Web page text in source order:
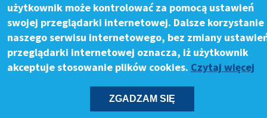
użytkownik może kontrolować za pomocą ustawień
swojej przeglądarki internetowej. Dalsze korzystanie
naszego serwisu internetowego, bez zmiany
przeglądarki internetowej oznacza, iż użytkownik
akceptuje stosowanie plików cookies. Czytaj więcej
ZGADZAM SIĘ